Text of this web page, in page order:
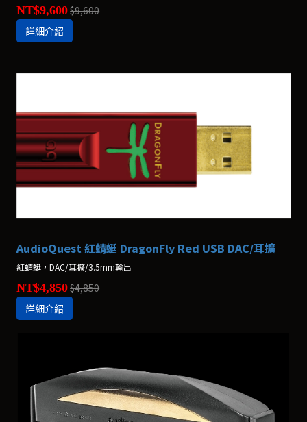
NT$9,600$9,600
詳細介紹
AudioQuest 紅蜻蜓 DragonFly Red USB DAC/耳擴
紅蜻蜓，DAC/耳擴/3.5mm輸出
NT$4,850$4,850
詳細介紹